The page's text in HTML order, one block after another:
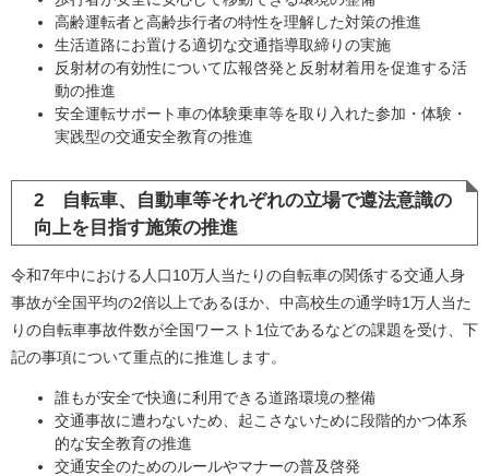
高齢運転者と高齢歩行者の特性を理解した対策の推進
生活道路にお置ける適切な交通指導取締りの実施
反射材の有効性について広報啓発と反射材着用を促進する活
動の推進
安全運転サポート車の体験乗車等を取り入れた参加・体験・
実践型の交通安全教育の推進
2 自転車、自動車等それぞれの立場で遵法意識の
向上を目指す施策の推進
令和7年中における人口10万人当たりの自転車の関係する交通人身
事故が全国平均の2倍以上であるほか、中高校生の通学時1万人当た
りの自転車事故件数が全国ワースト1位であるなどの課題を受け、下
記の事項について重点的に推進します。
誰もが安全で快適に利用できる道路環境の整備
交通事故に遭わないため、起こさないために段階的かつ体系
的な安全教育の推進
交通安全のためのルールやマナーの普及啓発